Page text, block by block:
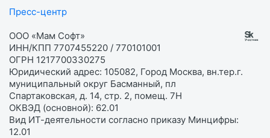
Пресс-центр
ООО «Мам Софт»
ИНН/КПП 7707455220 / 770101001
ОГРН 1217700330275
Юридический адрес: 105082, Город Москва, вн.тер.г.
муниципальный округ Басманный, пл
Спартаковская, д. 14, стр. 2, помещ. 7Н
ОКВЭД (основной): 62.01
Вид ИТ-деятельности согласно приказу Минцифры:
12.01